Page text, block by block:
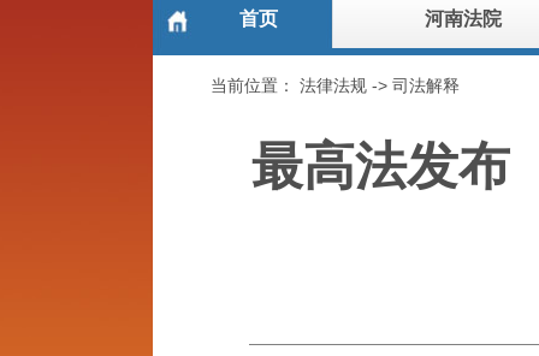
首页 河南法院
当前位置：法律法规 ->司法解释
最高法发布